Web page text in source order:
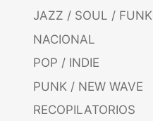
JAZZ / SOUL / FUNK
NACIONAL
POP / INDIE
PUNK / NEW WAVE
RECOPILATORIOS